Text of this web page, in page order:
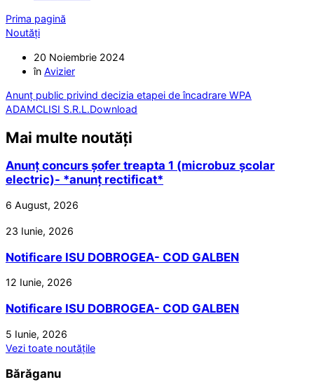
Prima pagină
Noutăți
20 Noiembrie 2024
în Avizier
Anunț public privind decizia etapei de încadrare WPA
ADAMCLISI S.R.L.Download
Mai multe noutăți
Anunț concurs șofer treapta 1 (microbuz școlar
electric)- *anunț rectificat*
6 August, 2026
23 Iunie, 2026
Notificare ISU DOBROGEA- COD GALBEN
12 Iunie, 2026
Notificare ISU DOBROGEA- COD GALBEN
5 Iunie, 2026
Vezi toate noutățile
Bărăganu